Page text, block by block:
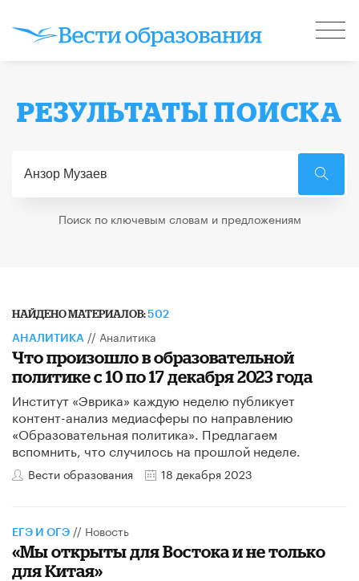
РЕЗУЛЬТАТЫ ПОИСКА
Поиск по ключевым словам и предложениям
НАЙДЕНО МАТЕРИАЛОВ:502
АНАЛИТИКА // Аналитика
Что произошло в образовательной
политике с 10 по 17 декабря 2023 года
Институт «Эврика» каждую неделю публикует
контент-анализ медиасферы по направлению
«Образовательная политика». Предлагаем
вспомнить, что случилось на прошлой неделе.
Вести образования 18 декабря 2023
ЕГЭ И ОГЭ // Новость
«Мы открыты для Востока и не только
для Китая»